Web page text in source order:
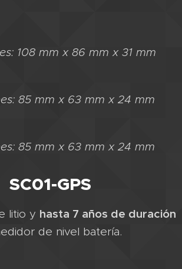
108 mm x 86 mm x 31 mm
85 mm x 63 mm x 24 mm
85 mm x 63 mm x 24 mm
SC01-GPS
litio y hasta 7 años de duración
de nivel batería.